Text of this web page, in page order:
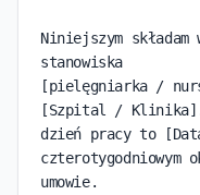
Niniejszym składam
stanowiska
[pielęgniarka /
[Szpital /
dzień pracy to
czterotygodniowym
umowie.